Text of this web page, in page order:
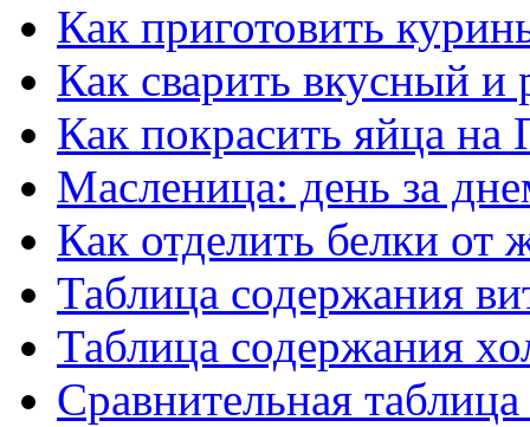
Как приготовить
Как сварить вкусный и
Как покрасить яйца на
Масленица: день за
Как отделить белки от
Таблица содержания
Таблица содержания
Сравнительная